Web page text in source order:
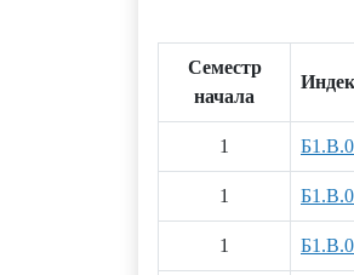
Семестр
начала
1
1
1